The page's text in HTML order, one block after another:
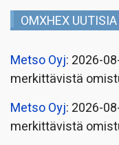
OMXHEX UUTISIA
Metso Oyj: 2026-
merkittävistä
Metso Oyj: 2026-
merkittävistä